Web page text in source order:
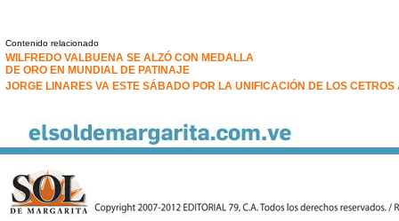
Contenido relacionado
WILFREDO VALBUENA SE ALZÓ CON MEDALLA
DE ORO EN MUNDIAL DE PATINAJE
JORGE LINARES VA ESTE SÁBADO POR LA UNIFICACIÓN DE LOS